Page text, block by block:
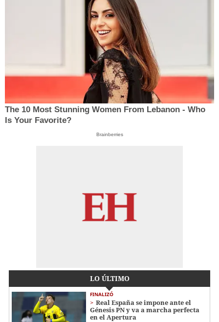
The 10 Most Stunning Women From Lebanon - Who
Is Your Favorite?
Brainberries
LO ÚLTIMO
FINALIZÓ
Real España se impone ante el
Génesis PN y va a marcha perfecta
en el Apertura